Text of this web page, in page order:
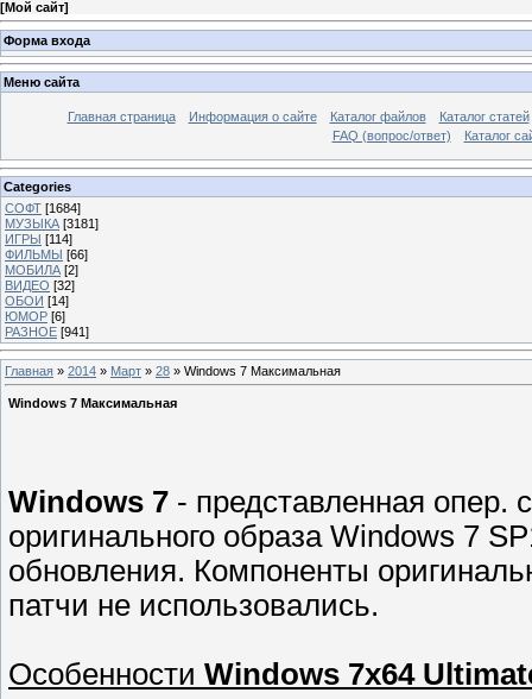
[Мой сайт]
Форма входа
Меню сайта
Главная страница Информация о сайте Каталог файлов
Каталог статей
FAQ (вопрос/ответ)
Каталог
Categories
СОФТ [1684]
МУЗЫКА [3181]
ИГРЫ [114]
ФИЛЬМЫ [66]
МОБИЛА [2]
ВИДЕО [32]
ОБОИ [14]
ЮМОР [6]
РАЗНОЕ [941]
Главная » 2014 » Март » 28 » Windows 7 Максимальная
Windows 7 Максимальная
Windows 7 - представленная опер.
оригинального образа Windows 7
обновления. Компоненты
патчи не использовались.
Особенности Windows 7x64